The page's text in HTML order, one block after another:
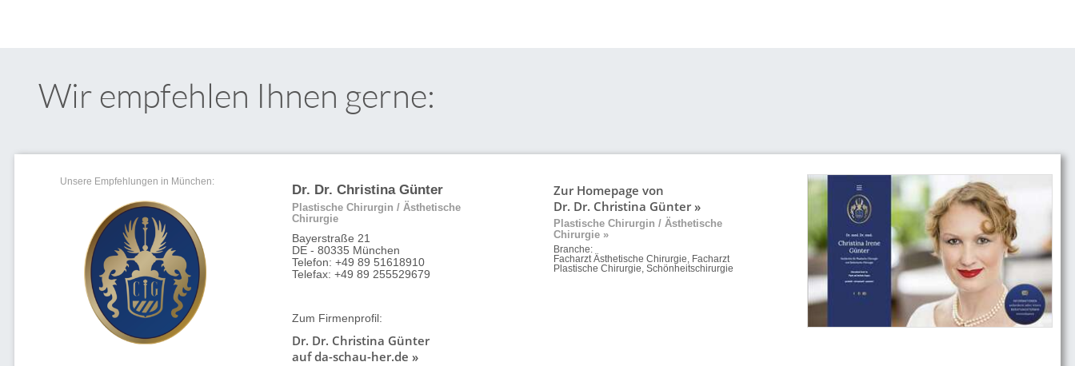
Wir empfehlen Ihnen gerne:
Unsere Empfehlungen in München:
Dr. Dr. Christina Günter
Plastische Chirurgin / Ästhetische
Chirurgie
Bayerstraße 21
DE - 80335 München
Telefon: +49 89 51618910
Telefax: +49 89 255529679
Zum Firmenprofil:
Dr. Dr. Christina Günter
auf da-schau-her.de »
Zur Homepage von
Dr. Dr. Christina Günter »
Plastische Chirurgin / Ästhetische
Chirurgie »
Branche:
Facharzt Ästhetische Chirurgie, Facharzt
Plastische Chirurgie, Schönheitschirurgie